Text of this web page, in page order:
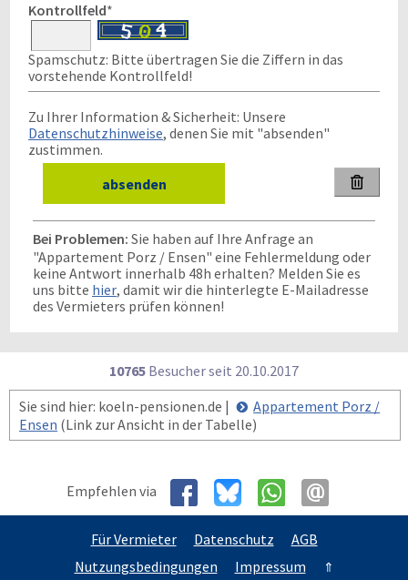
Kontrollfeld*
Spamschutz: Bitte übertragen Sie die Ziffern in das
vorstehende Kontrollfeld!
Zu Ihrer Information & Sicherheit: Unsere
Datenschutzhinweise, denen Sie mit "absenden"
zustimmen.

Bei Problemen: Sie haben auf Ihre Anfrage an
"Appartement Porz / Ensen" eine Fehlermeldung oder
keine Antwort innerhalb 48h erhalten? Melden Sie es
uns bitte hier, damit wir die hinterlegte E-Mailadresse
des Vermieters prüfen können!
10765 Besucher seit 20.10.2017
Sie sind hier: koeln-pensionen.de |
Appartement Porz /
Ensen (Link zur Ansicht in der Tabelle)
Empfehlen via
Für Vermieter Datenschutz
AGB
Nutzungsbedingungen
Impressum ⇑